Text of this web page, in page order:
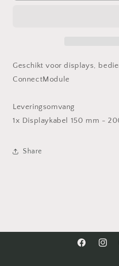
Geschikt voor displays,
ConnectModule
Leveringsomvang
1x Displaykabel 150 mm -
Share
Facebook